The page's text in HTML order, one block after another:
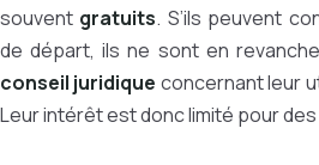
souvent gratuits. S’ils peuvent
de départ, ils ne sont en
conseil juridique concernant leur
Leur intérêt est donc limité pour